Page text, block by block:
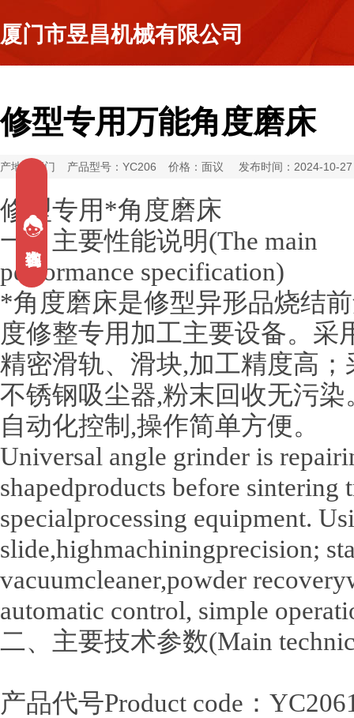
厦门市昱昌机械有限公司
修型专用万能角度磨床
产地：厦门 产品型号：YC206 价格：面议 发布时间：2024-10-27
修型专用*角度磨床
一、主要性能说明(The main
performance specification)
*角度磨床是修型异形品烧结
度修整专用加工主要设备。采
精密滑轨、滑块,加工精度高；
不锈钢吸尘器,粉末回收无污染
自动化控制,操作简单方便。
Universal angle grinder is
shapedproducts before
specialprocessing equipment.
slide,highmachiningprecision;
vacuumcleaner,powder
automatic control, simple
二、主要技术参数(Main
产品代号Product code：